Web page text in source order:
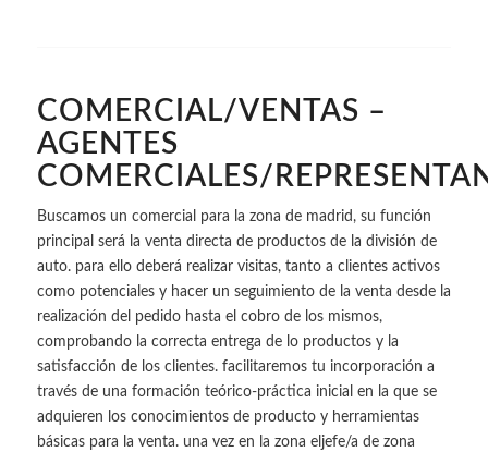
COMERCIAL/VENTAS –
AGENTES
COMERCIALES/
Buscamos un comercial para la zona de madrid, su función
principal será la venta directa de productos de la división de
auto. para ello deberá realizar visitas, tanto a clientes activos
como potenciales y hacer un seguimiento de la venta desde la
realización del pedido hasta el cobro de los mismos,
comprobando la correcta entrega de lo productos y la
satisfacción de los clientes. facilitaremos tu incorporación a
través de una formación teórico-práctica inicial en la que se
adquieren los conocimientos de producto y herramientas
básicas para la venta. una vez en la zona eljefe/a de zona